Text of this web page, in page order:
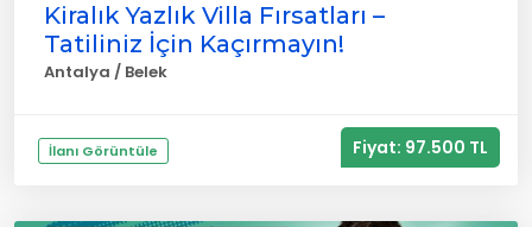
Kiralık Yazlık Villa Fırsatları –
Tatiliniz İçin Kaçırmayın!
Antalya / Belek
İlanı Görüntüle Fiyat: 97.500 TL